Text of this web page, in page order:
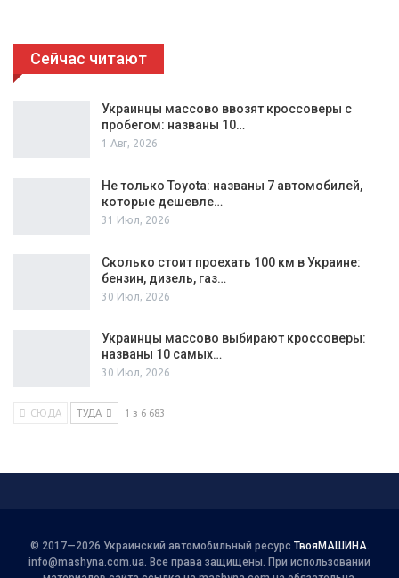
Сейчас читают
Украинцы массово ввозят кроссоверы с
пробегом: названы 10…
1 Авг, 2026
Не только Toyota: названы 7 автомобилей,
которые дешевле…
31 Июл, 2026
Сколько стоит проехать 100 км в Украине:
бензин, дизель, газ…
30 Июл, 2026
Украинцы массово выбирают кроссоверы:
названы 10 самых…
30 Июл, 2026
СЮДА ТУДА 1 з 6 683
© 2017—2026 Украинский автомобильный ресурс ТвояМАШИНА.
info@mashyna.com.ua. Все права защищены. При использовании